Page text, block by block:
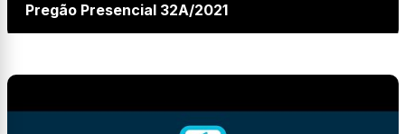
Pregão Presencial 32A/2021